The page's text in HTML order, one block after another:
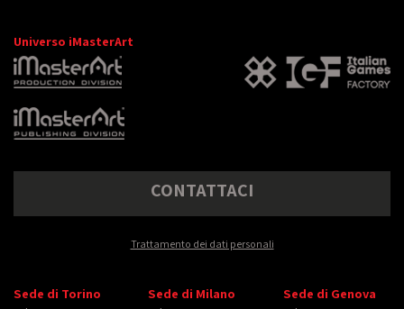
Universo iMasterArt
CONTATTACI
Trattamento dei dati personali
Sede di Torino
Sede di Milano
Sede di Genova